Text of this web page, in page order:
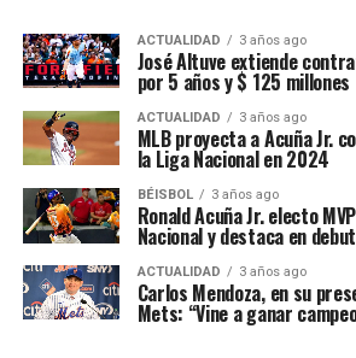
ACTUALIDAD 3 años ago
José Altuve extiende
por 5 años y $ 125 millones
ACTUALIDAD 3 años ago
MLB proyecta a Acuña Jr.
la Liga Nacional en 2024
BÉISBOL 3 años ago
Ronald Acuña Jr. electo
Nacional y destaca en
ACTUALIDAD 3 años ago
Carlos Mendoza, en su
Mets: “Vine a ganar